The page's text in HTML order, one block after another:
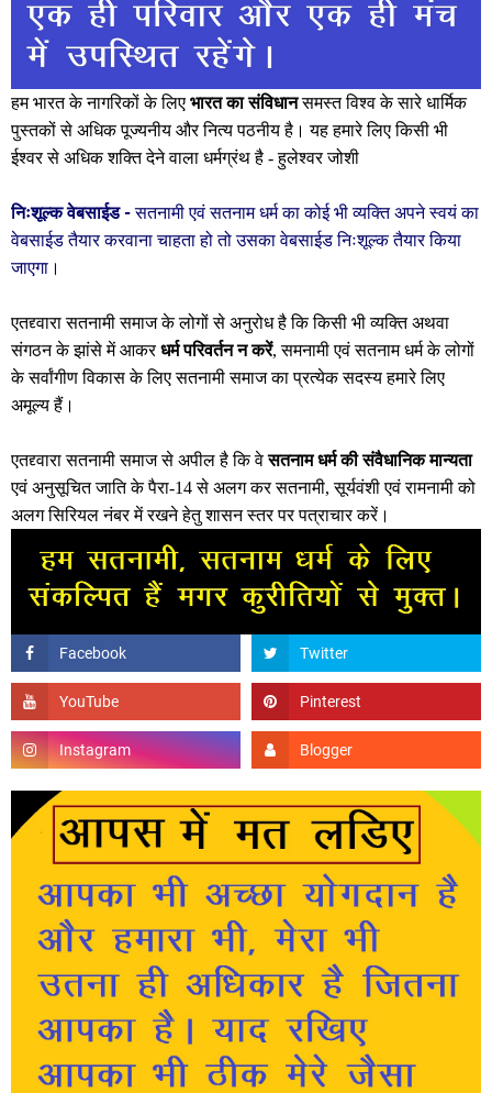
हम भारत के नागरिकों के लिए भारत का संविधान समस्त विश्व के सारे धार्मिक
पुस्तकों से अधिक पूज्यनीय और नित्य पठनीय है। यह हमारे लिए किसी भी
ईश्वर से अधिक शक्ति देने वाला धर्मग्रंथ है -हुलेश्वर जोशी
निःशूल्क वेबसाईड -सतनामी एवं सतनाम धर्म का कोई भी व्यक्ति अपने स्वयं का
वेबसाईड तैयार करवाना चाहता हो तो उसका वेबसाईड निःशूल्क तैयार किया
जाएगा।
एतद्द्वारा सतनामी समाज के लोगों से अनुरोध है कि किसी भी व्यक्ति अथवा
संगठन के झांसे में आकरधर्म परिवर्तन न करें, समनामी एवं सतनाम धर्म के लोगों
के सर्वांगीण विकास के लिए सतनामी समाज का प्रत्येक सदस्य हमारे लिए
अमूल्य हैं।
एतद्द्वारा सतनामी समाज से अपील है कि वेसतनाम धर्म की संवैधानिक मान्यता
एवं अनुसूचित जाति के पैरा-14 से अलग कर सतनामी, सूर्यवंशी एवं रामनामी को
अलग सिरियल नंबर में रखने हेतु शासन स्तर पर पत्राचार करें।